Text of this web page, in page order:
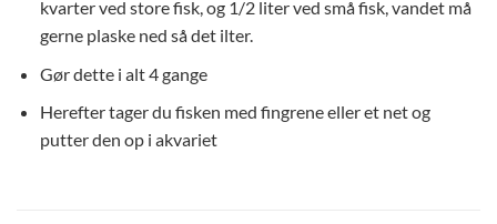
kvarter ved store fisk, og 1/2 liter ved små fisk, vandet må
gerne plaske ned så det ilter.
Gør dette i alt 4 gange
Herefter tager du fisken med fingrene eller et net og
putter den op i akvariet